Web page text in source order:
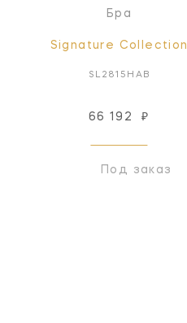
Бра
Signature Collection
SL2815HAB
66 192 ₽
Под заказ